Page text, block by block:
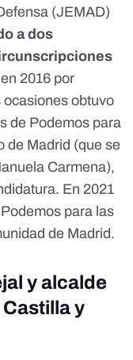
(JEMAD)
a dos
en 2016 por
ocasiones obtuvo
de Podemos para
de Madrid (que se
Carmena),
. En 2021
para las
de Madrid.
y alcalde
y